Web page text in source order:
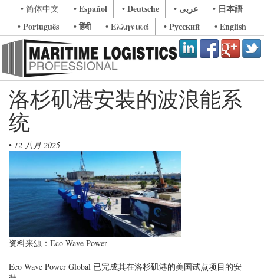
• 简体中文 • Español • Deutsche • عربى
• 日本語
• Português
• हिंदी • Ελληνικά • Русский • English
洛杉矶港安装的波浪能系
统
• 12 八月 2025
资料来源：Eco Wave Power
Eco Wave Power Global 已完成其在洛杉矶港的美国试点项目的安